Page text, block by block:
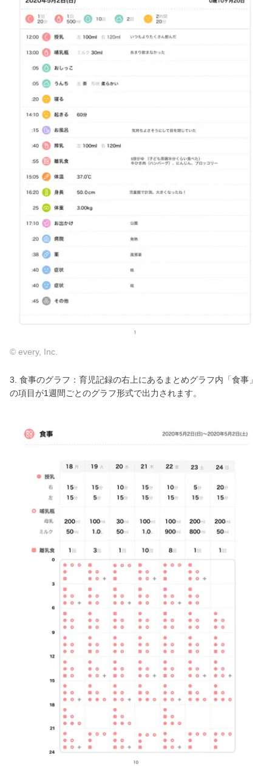
© every, Inc.
3. 食事のグラフ：育児記録の右上にあるまとめグラフ内「食事」
の項目が1週間ごとのグラフ形式で出力されます。